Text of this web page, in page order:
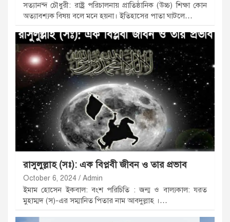
সত্যানন্দ চৌধুরী: রাষ্ট্র পরিচালনায় প্রাতিষ্ঠানিক (উচ্চ) শিক্ষা কোন
অত্যাবশ্যক বিষয় বলে মনে হয়না। ইতিহাসের পাতা ঘাটলে…
রাসুলুল্লাহ (সঃ): এক বিপ্লবী জীবন ও তার প্রভাব
October 6, 2024 Admin
ইমাম হোসেন ইকবাল: বংশ পরিচিতি : জন্ম ও বাল্যকাল: যরত
মুহাম্মদ (স)-এর সম্মানিত পিতার নাম আবদুল্লাহ ।…